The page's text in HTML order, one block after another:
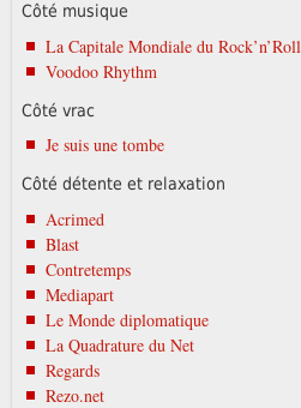
Côté musique
La Capitale Mondiale du Rock’n’Roll
Voodoo Rhythm
Côté vrac
Je suis une tombe
Côté détente et relaxation
Acrimed
Blast
Contretemps
Mediapart
Le Monde diplomatique
La Quadrature du Net
Regards
Rezo.net